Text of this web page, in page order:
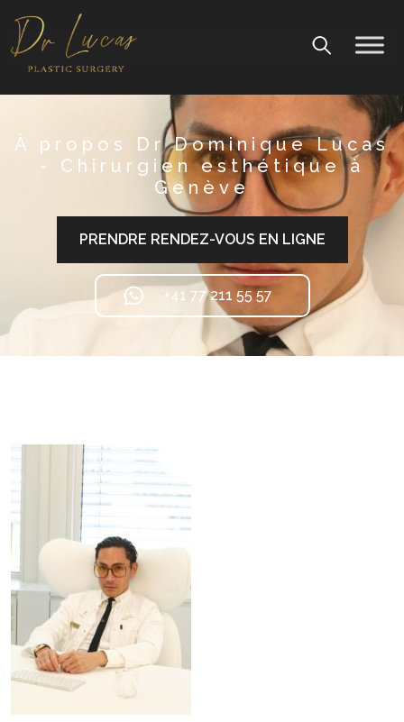
À propos Dr Dominique Lucas
- Chirurgien esthétique à
Genève
PRENDRE RENDEZ-VOUS EN LIGNE
+41 77 211 55 57